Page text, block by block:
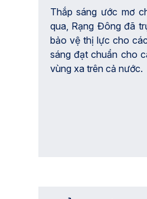
Thắp sáng ước mơ
qua, Rạng Đông đã
bảo vệ thị lực cho
sáng đạt chuẩn cho
vùng xa trên cả nước.